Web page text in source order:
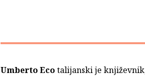
Umberto Ecotalijanski je